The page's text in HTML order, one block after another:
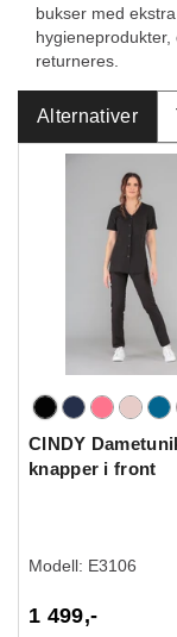
bukser med
returneres.
Alternativer
CINDY
knapper i front
Modell: E3106
1 499,-